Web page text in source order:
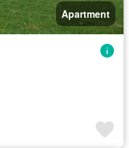
Apartment